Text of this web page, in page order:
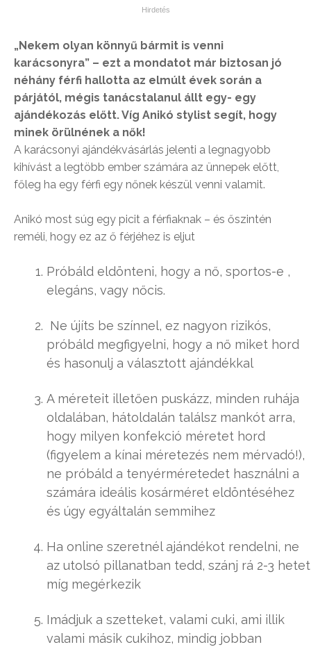
„Nekem olyan könnyű bármit is venni
karácsonyra” – ezt a mondatot már biztosan jó
néhány férfi hallotta az elmúlt évek során a
párjától, mégis tanácstalanul állt egy- egy
ajándékozás előtt. Víg Anikó stylist segít, hogy
minek örülnének a nők!
A karácsonyi ajándékvásárlás jelenti a legnagyobb
kihívást a legtöbb ember számára az ünnepek előtt,
főleg ha egy férfi egy nőnek készül venni valamit.
Anikó most súg egy picit a férfiaknak – és őszintén
reméli, hogy ez az ő férjéhez is eljut
Próbáld eldönteni, hogy a nő, sportos-e ,
elegáns, vagy nőcis.
Ne újíts be színnel, ez nagyon rizikós,
próbáld megfigyelni, hogy a nő miket hord
és hasonulj a választott ajándékkal
A méreteit illetően puskázz, minden ruhája
oldalában, hátoldalán találsz mankót arra,
hogy milyen konfekció méretet hord
(figyelem a kínai méretezés nem mérvadó!),
ne próbáld a tenyérméretedet használni a
számára ideális kosárméret eldöntéséhez
és úgy egyáltalán semmihez
Ha online szeretnél ajándékot rendelni, ne
az utolsó pillanatban tedd, szánj rá 2-3 hetet
míg megérkezik
Imádjuk a szetteket, valami cuki, ami illik
valami másik cukihoz, mindig jobban